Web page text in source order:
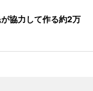
協力して作る約2万